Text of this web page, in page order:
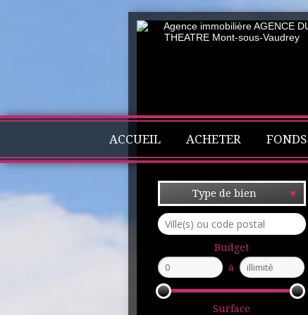
ACCUEIL ACHETER
Type de bien
Budget
à
Surface